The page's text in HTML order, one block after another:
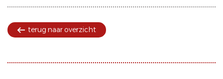
terug naar overzicht